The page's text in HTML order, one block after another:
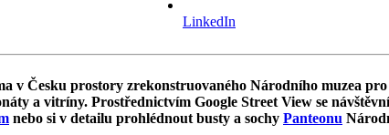
LinkedIn
v Česku prostory zrekonstruovaného Národního muzea
a vitríny. Prostřednictvím Google Street View se
nebo si v detailu prohlédnout busty a sochy Panteonu